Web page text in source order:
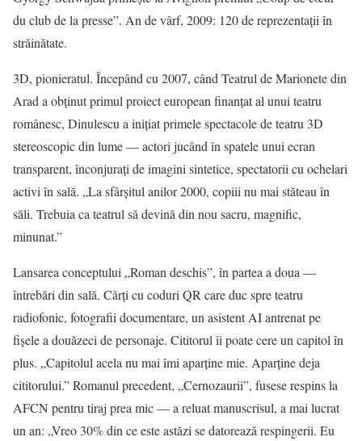
du club de la presse”. An de vârf, 2009: 120 de reprezentații în
străinătate.
3D, pionieratul. Începând cu 2007, când Teatrul de Marionete din
Arad a obținut primul proiect european finanțat al unui teatru
românesc, Dinulescu a inițiat primele spectacole de teatru 3D
stereoscopic din lume — actori jucând în spatele unui ecran
transparent, înconjurați de imagini sintetice, spectatorii cu ochelari
activi în sală. „La sfârșitul anilor 2000, copiii nu mai stăteau în
săli. Trebuia ca teatrul să devină din nou sacru, magnific,
minunat.”
Lansarea conceptului „Roman deschis”, în partea a doua —
întrebări din sală. Cărți cu coduri QR care duc spre teatru
radiofonic, fotografii documentare, un asistent AI antrenat pe
fișele a douăzeci de personaje. Cititorul îi poate cere un capitol în
plus. „Capitolul acela nu mai îmi aparține mie. Aparține deja
cititorului.” Romanul precedent, „Cernozaurii”, fusese respins la
AFCN pentru tiraj prea mic — a reluat manuscrisul, a mai lucrat
un an: „Vreo 30% din ce este astăzi se datorează respingerii. Eu